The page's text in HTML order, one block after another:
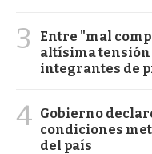
3
Entre "mal
altísima tensión
integrantes de
4 Gobierno
condiciones
del país